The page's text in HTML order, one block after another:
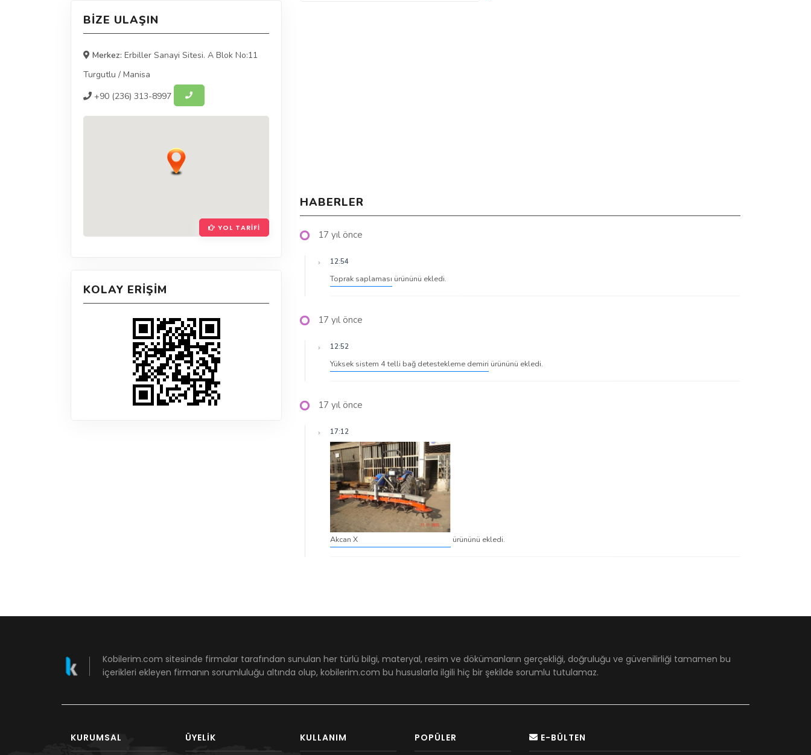
BIZE ULAŞIN
Merkez: Erbiller Sanayi Sitesi. A Blok No:11
Turgutlu / Manisa
+90 (236) 313-8997
YOL TARIFI
KOLAY ERIŞIM
HABERLER
17 yıl önce
12:54
Toprak saplaması ürününü ekledi.
17 yıl önce
12:52
Yüksek sistem 4 telli bağ detestekleme demiri ürününü ekledi.
17 yıl önce
17:12
Akcan X ürününü ekledi.
Kobilerim.com sitesinde firmalar tarafından sunulan her türlü bilgi, materyal, resim ve dökümanların gerçekliği, doğruluğu ve güvenilirliği tamamen bu
içerikleri ekleyen firmanın sorumluluğu altında olup, kobilerim.com bu hususlarla ilgili hiç bir şekilde sorumlu tutulamaz.
KURUMSAL ÜYELIK KULLANIM POPÜLER E-BÜLTEN